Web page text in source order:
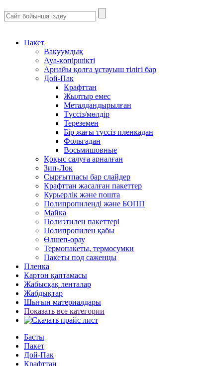
Пакет
Вакуумдық
Ауа-көпіршікті
Арнайы қолға ұстауыш тілігі бар
Дой-Пак
Крафттан
Жылтыр емес
Металдандырылған
Түссіз/мөлдір
Тереземен
Бір жағы түссіз пленкадан
Фольгадан
Восьмишовные
Қоқыс салуға арналған
Зип-Лок
Сырғытпасы бар слайдер
Крафттан жасалған пакеттер
Курьерлік және пошта
Полипропиленді және БОПП
Майка
Полиэтилен пакеттері
Полипропилен қабы
Өлшеп-орау
Термопакеты, термосумки
Пакеты под саженцы
Пленка
Картон қаптамасы
Жабысқақ ленталар
Жабдықтар
Шығын материалдары
Показать все категории
Басты
Пакет
Дой-Пак
Крафттан